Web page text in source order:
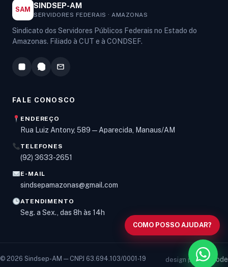
SAM SINDSEP-AM
SERVIDORES FEDERAIS · AMAZONAS
Sindicato dos Servidores Públicos Federais no Estado do
Amazonas. Filiado à CUT e à CONDSEF.
FALE CONOSCO
ENDEREÇO
Rua Luiz Antony, 589 — Aparecida, Manaus/AM
TELEFONES
(92) 3633-2651
E-MAIL
sindsepamazonas@gmail.com
ATENDIMENTO
Seg. a Sex., das 8h às 14h
© 2026 Sindsep-AM — CNPJ 63.694.103/0001-19 design porvancode
COMO POSSO AJUDAR?
Olá! Digite um assunto e vou buscar em nossas